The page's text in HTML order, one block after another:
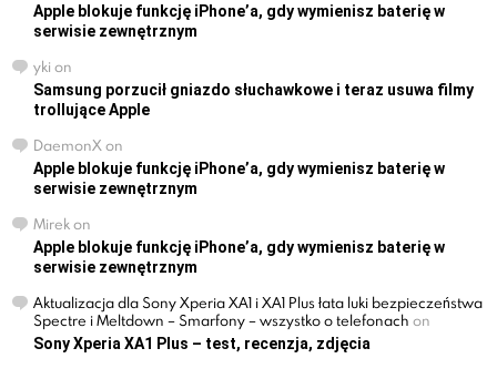
Apple blokuje funkcję iPhone’a, gdy wymienisz baterię w
serwisie zewnętrznym
yki on
Samsung porzucił gniazdo słuchawkowe i teraz usuwa filmy
trollujące Apple
DaemonXon
Apple blokuje funkcję iPhone’a, gdy wymienisz baterię w
serwisie zewnętrznym
Mirekon
Apple blokuje funkcję iPhone’a, gdy wymienisz baterię w
serwisie zewnętrznym
Aktualizacja dla Sony Xperia XA1 i XA1 Plus łata luki bezpieczeństwa
Spectre i Meltdown – Smarfony – wszystko o telefonach on
Sony Xperia XA1 Plus – test, recenzja, zdjęcia